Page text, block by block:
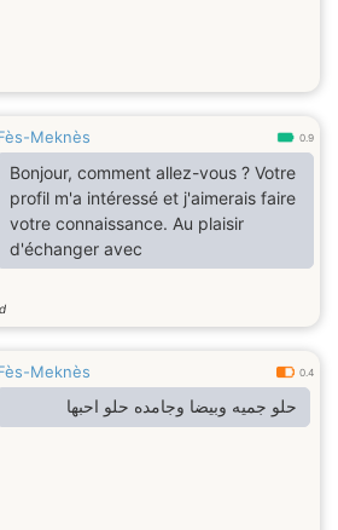
Meknès 0.9
Bonjour, comment allez-vous ? Votre
profil m'a intéressé et j'aimerais faire
votre connaissance. Au plaisir
d'échanger avec
Meknès 0.4
حلو جميه وبيضا وجامده حلو احبها